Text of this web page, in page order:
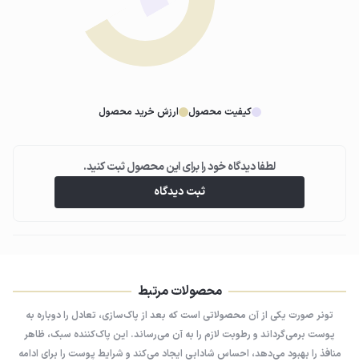
04
نتیجه نهایی (بدون نیاز به آبکشی)
کیفیت محصول ارزش خرید محصول
لطفا دیدگاه خود را برای این محصول ثبت کنید.
ثبت دیدگاه
محصولات مرتبط
تونر صورت یکی از آن محصولاتی است که بعد از پاک‌سازی، تعادل را دوباره به
پوست برمی‌گرداند و رطوبت لازم را به آن می‌رساند. این پاک‌کننده سبک، ظاهر
منافذ را بهبود می‌دهد، احساس شادابی ایجاد می‌کند و شرایط پوست را برای ادامه